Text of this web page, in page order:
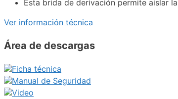
Esta brida de derivación permite aislar
Ver información técnica
Área de descargas
Ficha técnica
Manual de Seguridad
Video